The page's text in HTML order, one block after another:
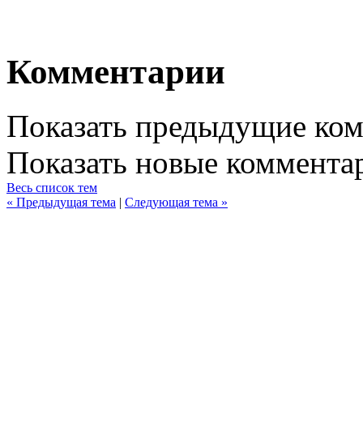
Комментарии
Показать предыдущие
Показать новые
Весь список тем
« Предыдущая тема | Следующая тема »